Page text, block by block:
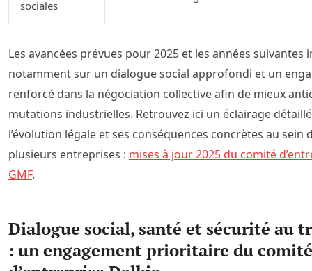
sociales
Les avancées prévues pour 2025 et les années suivantes
notamment sur un dialogue social approfondi et un
renforcé dans la négociation collective afin de mieux
mutations industrielles. Retrouvez ici un éclairage
l’évolution légale et ses conséquences concrètes au sein
plusieurs entreprises : mises à jour 2025 du comité
GMF.
Dialogue social, santé et sécurité au
: un engagement prioritaire du comité